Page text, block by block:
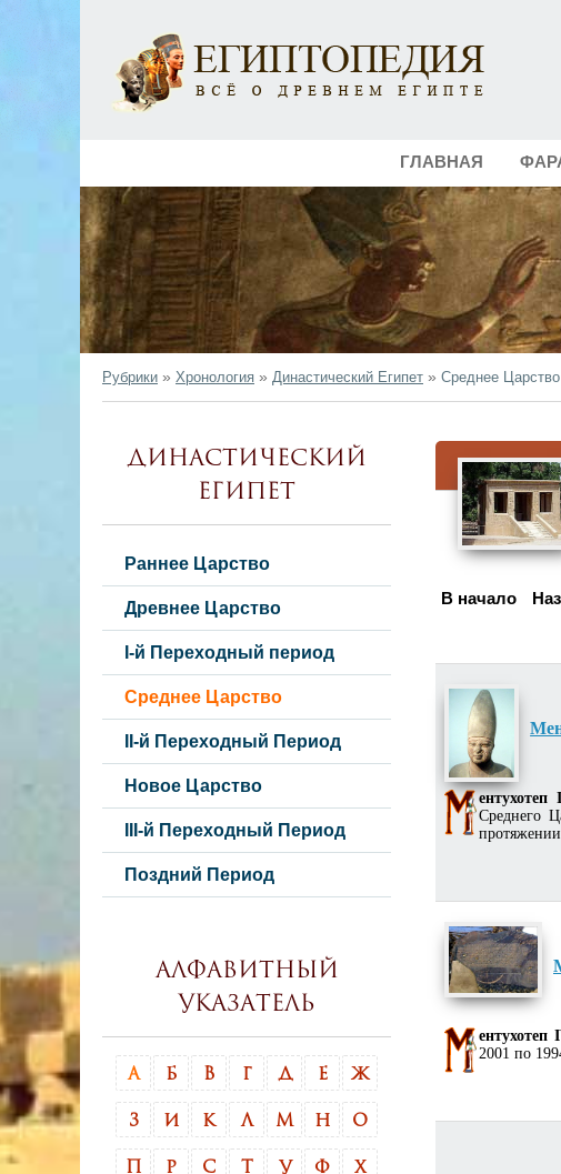
ГЛАВНАЯ
Рубрики » Хронология » Династический Египет » Среднее Царство
В начало
ентухотеп
Среднего
ентухотеп
2001 по
Династический
Египет
Раннее Царство
Древнее Царство
I-й Переходный период
Среднее Царство
II-й Переходный Период
Новое Царство
III-й Переходный Период
Поздний Период
Алфавитный
указатель
А Б В Г Д Е Ж
З И К Л М Н О
Р С Т У Ф Х